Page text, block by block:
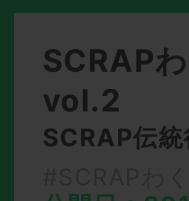
SCRAP
vol.2
SCRAP伝